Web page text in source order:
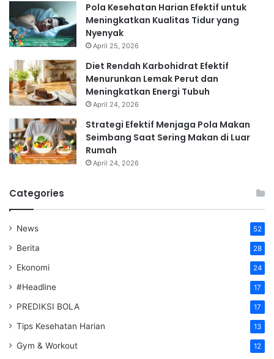
Pola Kesehatan Harian Efektif untuk
Meningkatkan Kualitas Tidur yang
Nyenyak
April 25, 2026
Diet Rendah Karbohidrat Efektif
Menurunkan Lemak Perut dan
Meningkatkan Energi Tubuh
April 24, 2026
Strategi Efektif Menjaga Pola Makan
Seimbang Saat Sering Makan di Luar
Rumah
April 24, 2026
Categories
News 52
Berita 28
Ekonomi 24
#Headline 17
PREDIKSI BOLA 17
Tips Kesehatan Harian 13
Gym & Workout 12